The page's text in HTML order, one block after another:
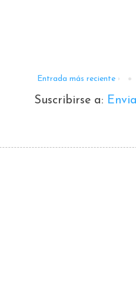
Entrada más reciente
Suscribirse a: